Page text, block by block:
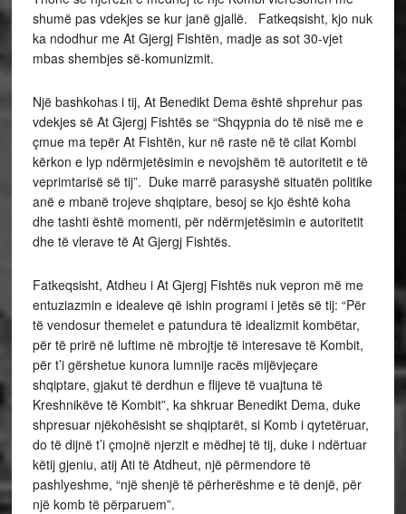
shumë pas vdekjes se kur janë gjallë. Fatkeqsisht, kjo nuk
ka ndodhur me At Gjergj Fishtën, madje as sot 30-vjet
mbas shembjes së-komunizmit.
Një bashkohas i tij, At Benedikt Dema është shprehur pas
vdekjes së At Gjergj Fishtës se “Shqypnia do të nisë me e
çmue ma tepër At Fishtën, kur në raste në të cilat Kombi
kërkon e lyp ndërmjetësimin e nevojshëm të autoritetit e të
veprimtarisë së tij”. Duke marrë parasyshë situatën politike
anë e mbanë trojeve shqiptare, besoj se kjo është koha
dhe tashti është momenti, për ndërmjetësimin e autoritetit
dhe të vlerave të At Gjergj Fishtës.
Fatkeqsisht, Atdheu i At Gjergj Fishtës nuk vepron më me
entuziazmin e idealeve që ishin programi i jetës së tij: “Për
të vendosur themelet e patundura të idealizmit kombëtar,
për të prirë në luftime në mbrojtje të interesave të Kombit,
për t’i gërshetue kunora lumnije racës mijëvjeçare
shqiptare, gjakut të derdhun e flijeve të vuajtuna të
Kreshnikëve të Kombit”, ka shkruar Benedikt Dema, duke
shpresuar njëkohësisht se shqiptarët, si Komb i qytetëruar,
do të dijnë t’i çmojnë njerzit e mëdhej të tij, duke i ndërtuar
këtij gjeniu, atij Ati të Atdheut, një përmendore të
pashlyeshme, “një shenjë të përherëshme e të denjë, për
një komb të përparuem”.